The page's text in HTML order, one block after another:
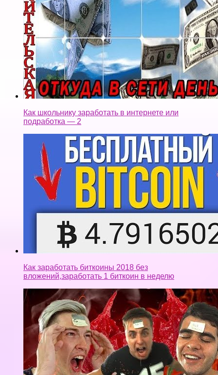
Как школьнику заработать в интернете или
подработка — 2
Как заработать биткоины 2018 без
вложений,заработать 1 биткоин в неделю